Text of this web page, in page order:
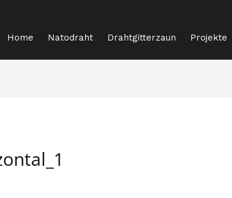
Home Natodraht Drahtgitterzaun Projekte